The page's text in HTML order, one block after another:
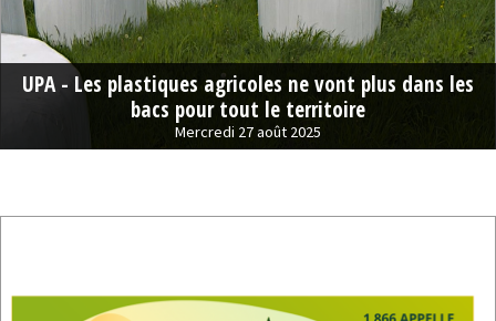
UPA - Les plastiques agricoles ne vont plus dans les
bacs pour tout le territoire
Mercredi 27 août 2025